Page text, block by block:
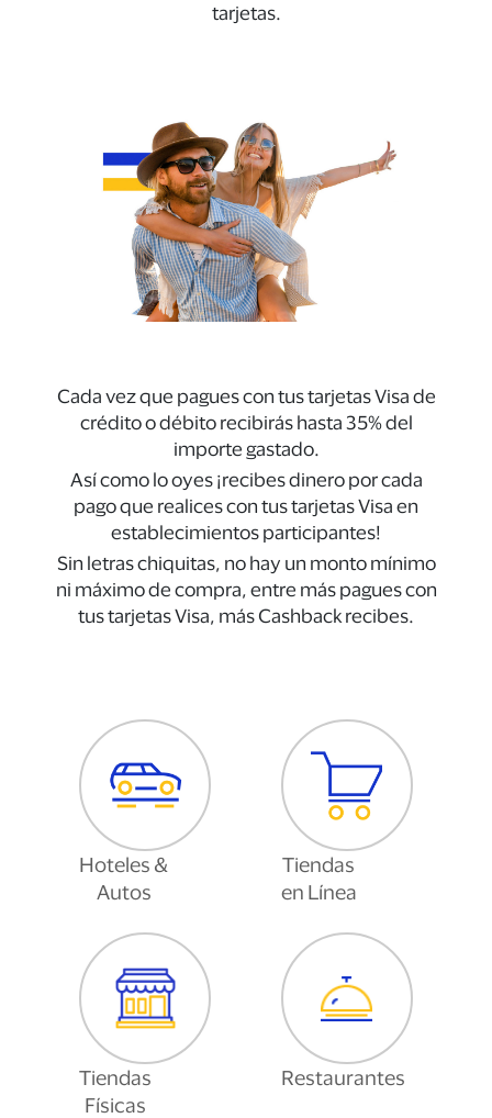
tarjetas.
Cada vez que pagues con tus tarjetas Visa de
crédito o débito recibirás hasta 35% del
importe gastado.
Así como lo oyes ¡recibes dinero por cada
pago que realices con tus tarjetas Visa en
establecimientos participantes!
Sin letras chiquitas, no hay un monto mínimo
ni máximo de compra, entre más pagues con
tus tarjetas Visa, más Cashback recibes.
Hoteles &
Autos
Tiendas
en Línea
Tiendas
Físicas
Restaurantes